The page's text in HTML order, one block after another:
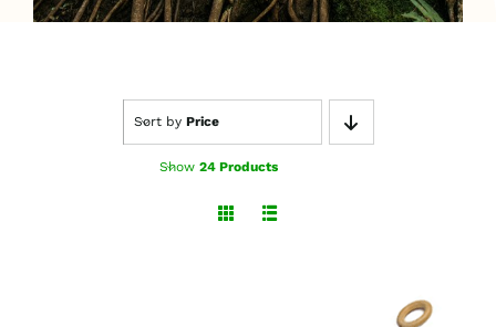
Sort by Price
Show 24 Products